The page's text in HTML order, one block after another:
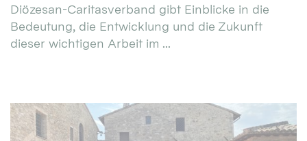
Diözesan-Caritasverband gibt Einblicke in die
Bedeutung, die Entwicklung und die Zukunft
dieser wichtigen Arbeit im ...